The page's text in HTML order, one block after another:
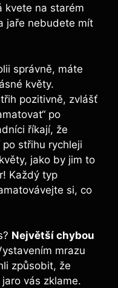
kvete na‍ starém
‍jaře ‍nebudete mít⁤
správně, máte
květy.
⁣pozitivně, zvlášť
‌po
říkají,⁢ že
střihu⁣ rychleji
jako by jim to‍
Každý typ
si, co
Největší chybou
mrazu
způsobit, že
vás zklame.